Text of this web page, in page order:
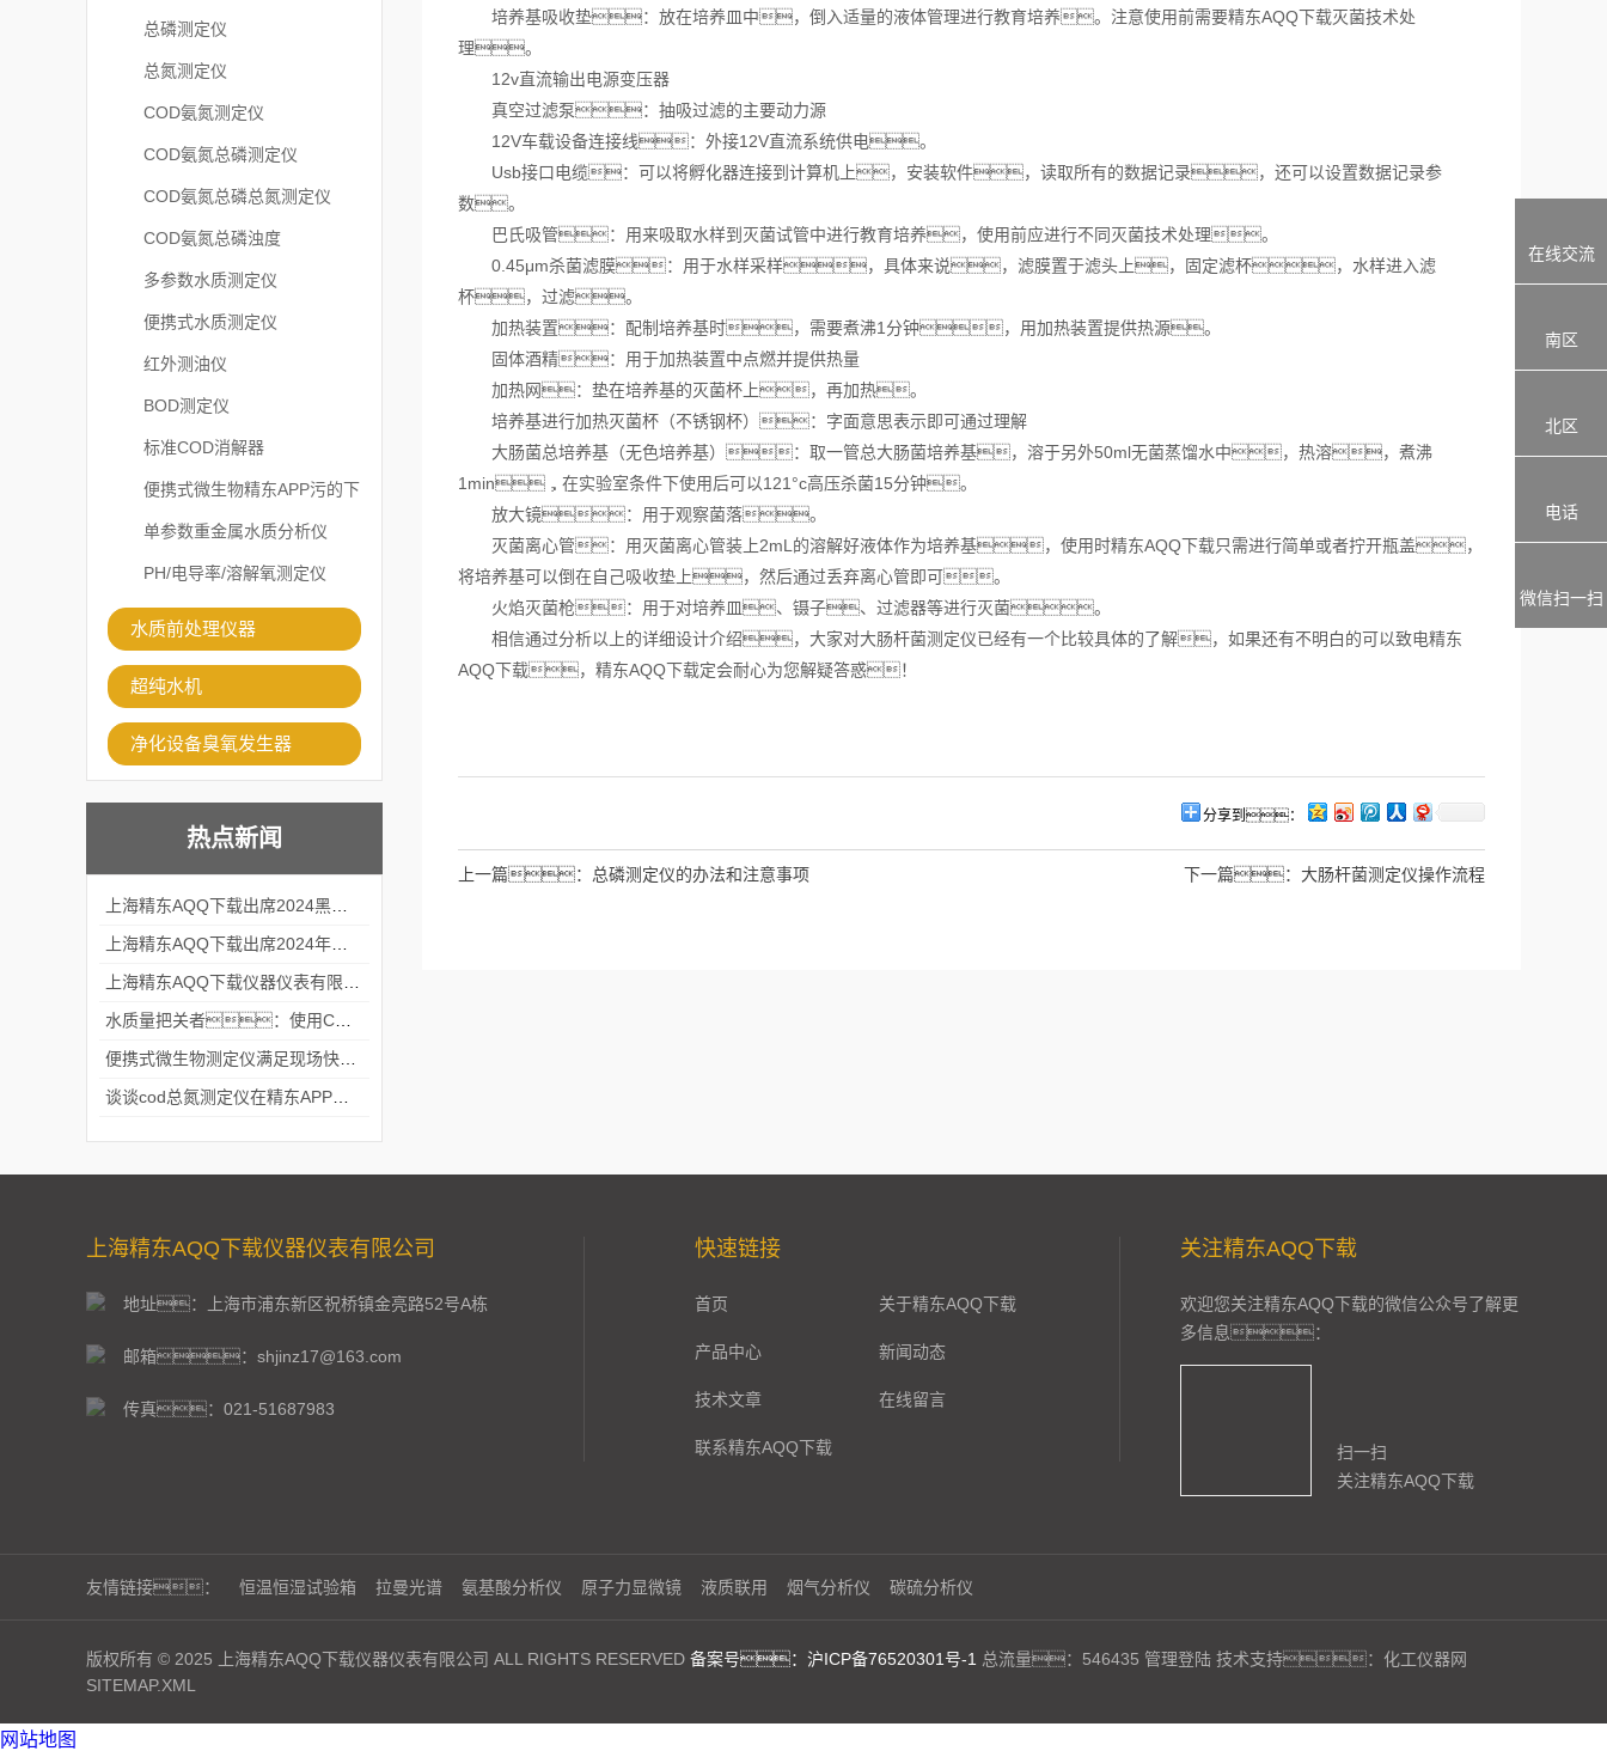
总磷测定仪
总氮测定仪
COD氨氮测定仪
COD氨氮总磷测定仪
COD氨氮总磷总氮测定仪
COD氨氮总磷浊度
多参数水质测定仪
便携式水质测定仪
红外测油仪
BOD测定仪
标准COD消解器
便携式微生物精东APP污的下
载安装
单参数重金属水质分析仪
PH/电导率/溶解氧测定仪
水质前处理仪器
超纯水机
净化设备臭氧发生器
热点新闻
培养基吸收垫：放在培养皿中，倒入适量的液体管理进行教育培养。注意使用前需要精东AQQ下载灭菌技术处
理。
12v直流输出电源变压器
真空过滤泵：抽吸过滤的主要动力源
12V车载设备连接线：外接12V直流系统供电。
Usb接口电缆：可以将孵化器连接到计算机上，安装软件，读取所有的数据记录，还可以设置数据记录参
数。
巴氏吸管：用来吸取水样到灭菌试管中进行教育培养，使用前应进行不同灭菌技术处理。
0.45μm杀菌滤膜：用于水样采样，具体来说，滤膜置于滤头上，固定滤杯，水样进入滤
杯，过滤。
加热装置：配制培养基时，需要煮沸1分钟，用加热装置提供热源。
固体酒精：用于加热装置中点燃并提供热量
加热网：垫在培养基的灭菌杯上，再加热。
培养基进行加热灭菌杯（不锈钢杯）：字面意思表示即可通过理解
大肠菌总培养基（无色培养基）：取一管总大肠菌培养基，溶于另外50ml无菌蒸馏水中，热溶，煮沸
1min，在实验室条件下使用后可以121°c高压杀菌15分钟。
放大镜：用于观察菌落。
灭菌离心管：用灭菌离心管装上2mL的溶解好液体作为培养基，使用时精东AQQ下载只需进行简单或者拧开瓶盖，
将培养基可以倒在自己吸收垫上，然后通过丢弃离心管即可。
火焰灭菌枪：用于对培养皿、镊子、过滤器等进行灭菌。
相信通过分析以上的详细设计介绍，大家对大肠杆菌测定仪已经有一个比较具体的了解，如果还有不明白的可以致电精东
AQQ下载，精东AQQ下载定会耐心为您解疑答惑！
分享到：
上一篇： 总磷测定仪的办法和注意事项 下一篇： 大肠杆菌测定仪操作流程
上海精东AQQ下载仪器仪表有限公司
地址：上海市浦东新区祝桥镇金亮路52号A栋
邮箱：shjinz17@163.com
传真：021-51687983
快速链接
首页 关于精东AQQ下载
产品中心 新闻动态
技术文章 在线留言
联系精东AQQ下载
关注精东AQQ下载
欢迎您关注精东AQQ下载的微信公众号了解更
多信息：
扫一扫
关注精东AQQ下载
友情链接： 恒温恒湿试验箱 拉曼光谱 氨基酸分析仪 原子力显微镜 液质联用 烟气分析仪 碳硫分析仪
版权所有 © 2025 上海精东AQQ下载仪器仪表有限公司 ALL RIGHTS RESERVED 备案号：沪ICP备76520301号-1 总流量：546435 管理登陆 技术支持： 化工仪器网
SITEMAP.XML
在线交流
南区
北区
电话
微信扫一扫
网站地图